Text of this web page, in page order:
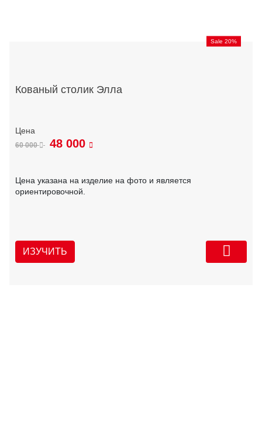
Sale 20%
Кованый столик Элла
60 000 48 000
Цена указана на изделие на фото и является
ориентировочной.
ИЗУЧИТЬ